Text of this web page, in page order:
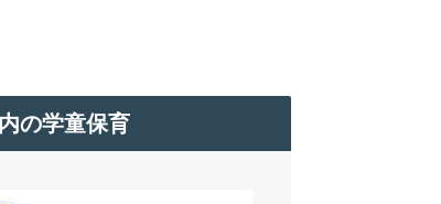
の学童保育